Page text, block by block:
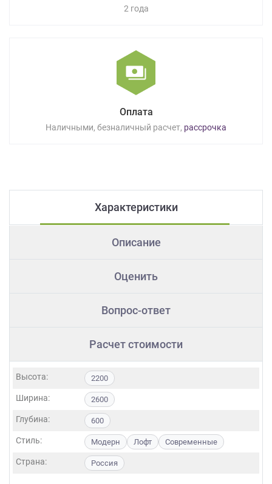
2 года
Оплата
Наличными, безналичный расчет, рассрочка
Характеристики
Описание
Оценить
Вопрос-ответ
Расчет стоимости
Высота: 2200
Ширина: 2600
Глубина: 600
Стиль: Модерн Лофт Современные
Страна: Россия